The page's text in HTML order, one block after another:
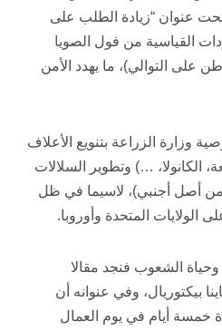
عنوان “زيادة الطلب على
القياسية من فول الصويا
و11.3 مليون طن على التوالي)، ما يهدد الأمن
وزارة الزراعة بتنويع الأعلاف
الكانولا، …) وتطوير السلالات
من أصل أجنبي)، لاسيما في ظل
الولايات المتحدة وأوروبا.
وحياة الشعوب فنجد مقالا
بيكتوريال، وفي عنوانه أن
خمسة أيام في يوم العمال